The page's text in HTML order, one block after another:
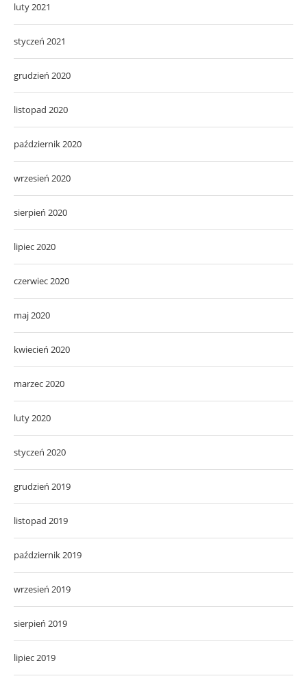
luty 2021
styczeń 2021
grudzień 2020
listopad 2020
październik 2020
wrzesień 2020
sierpień 2020
lipiec 2020
czerwiec 2020
maj 2020
kwiecień 2020
marzec 2020
luty 2020
styczeń 2020
grudzień 2019
listopad 2019
październik 2019
wrzesień 2019
sierpień 2019
lipiec 2019